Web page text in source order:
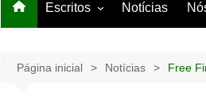
Escritos
Papo de Bar
Notícias
Página inicial Notícias Free